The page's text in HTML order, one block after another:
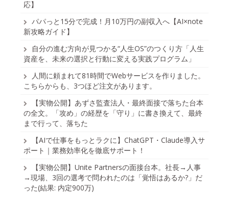
応】
パパっと15分で完成！月10万円の副収入へ【AI×note
新攻略ガイド】
自分の進む方向が見つかる“人生OS”のつくり方「人生
資産を、未来の選択と行動に変える実践プログラム」
人間に頼まれて81時間でWebサービスを作りました。
こちらからも、3つほど注文があります。
【実物公開】あずさ監査法人・最終面接で落ちた台本
の全文。「攻め」の経歴を「守り」に書き換えて、最終
まで行って、落ちた
【AIで仕事をもっとラクに】ChatGPT・Claude導入サ
ポート｜業務効率化を徹底サポート！
【実物公開】Unite Partnersの面接台本。社長→人事
→現場、3回の選考で問われたのは「覚悟はあるか?」だ
った(結果: 内定900万)